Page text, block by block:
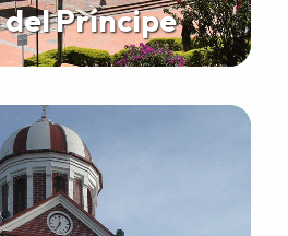
Príncipe